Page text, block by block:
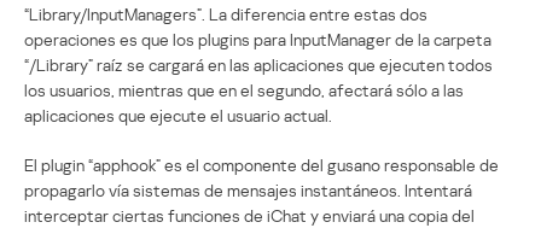
“Library/InputManagers”. La diferencia entre estas dos
operaciones es que los plugins para InputManager de la carpeta
“/Library” raíz se cargará en las aplicaciones que ejecuten todos
los usuarios, mientras que en el segundo, afectará sólo a las
aplicaciones que ejecute el usuario actual.
El plugin “apphook” es el componente del gusano responsable de
propagarlo vía sistemas de mensajes instantáneos. Intentará
interceptar ciertas funciones de iChat y enviará una copia del